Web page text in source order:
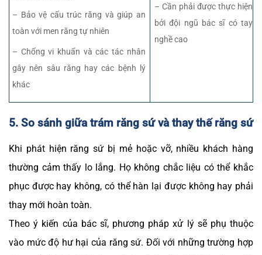
– Bảo vệ cấu trúc răng và giúp an
toàn với men răng tự nhiên
– Chống vi khuẩn và các tác nhân
gây nên sâu răng hay các bệnh lý
khác
– Cần phải được thực hiện
bởi đội ngũ bác sĩ có tay
nghề cao
5. So sánh giữa trám răng sứ và thay thế răng sứ
Khi phát hiện răng sứ bị mẻ hoặc vỡ, nhiều khách hàng
thường cảm thấy lo lắng. Họ không chắc liệu có thể khắc
phục được hay không, có thể hàn lại được không hay phải
thay mới hoàn toàn.
Theo ý kiến của bác sĩ, phương pháp xử lý sẽ phụ thuộc
vào mức độ hư hại của răng sứ. Đối với những trường hợp